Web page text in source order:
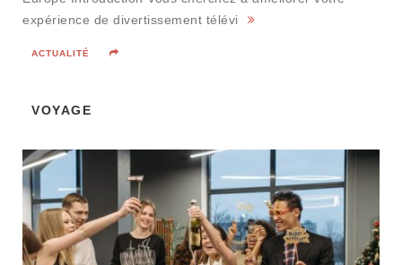
expérience de divertissement télévi
ACTUALITÉ
VOYAGE